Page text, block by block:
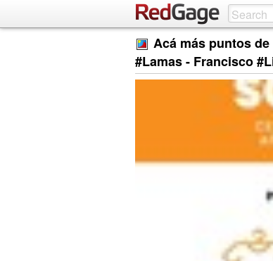
Acá más puntos
#Lamas - Francisco